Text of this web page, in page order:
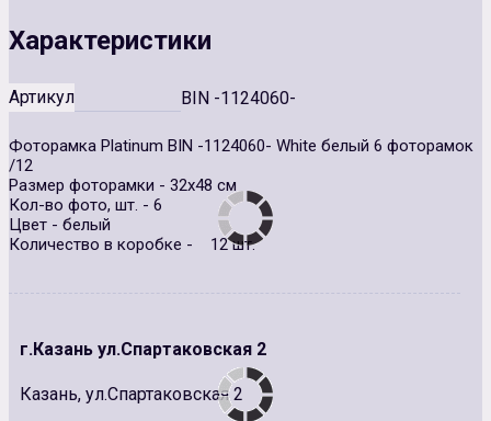
Характеристики
Артикул BIN -1124060-
Фоторамка Platinum BIN -1124060- White белый 6 фоторамок
/12
Размер фоторамки - 32х48 см
Кол-во фото, шт. - 6
Цвет - белый
Количество в коробке - 12 шт.
г.Казань ул.Спартаковская 2
Казань, ул.Спартаковская 2